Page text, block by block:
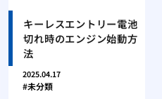
キーレスエントリー電池
切れ時のエンジン始動方
法
2025.04.17
未分類